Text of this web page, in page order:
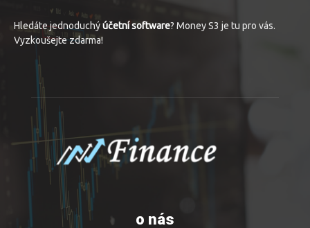
Hledáte jednoduchýúčetní software? Money S3 je tu pro vás.
Vyzkoušejte zdarma!
o nás